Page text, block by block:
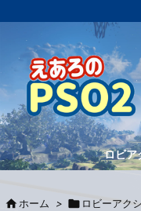
ロビア
 ホーム >  ロビーアク